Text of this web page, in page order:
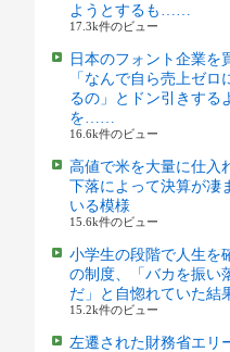
ようとするも……
17.3k件のビュー
日本のフォント企業を
「なんで自ら売上ゼ
るの」とドン引きする
を……
16.6k件のビュー
高値で米を大量に仕入
下落によって決算が凄
いる模様
15.6k件のビュー
小学生の段階で人生を
の制度、「バカを振い
だ」と自惚れていた
15.2k件のビュー
左遷された財務省エリ